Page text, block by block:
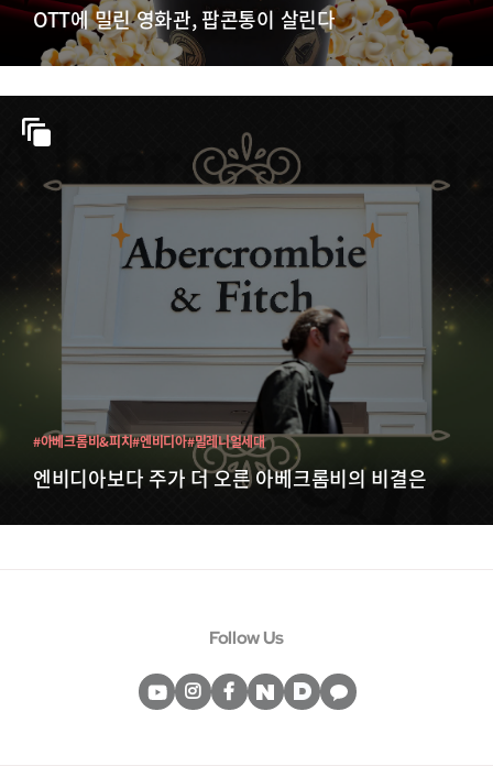
OTT에 밀린 영화관, 팝콘통이 살린다
엔비디아보다 주가 더 오른 아베크롬비의 비결은
#아베크롬비&피치#엔비디아#밀레니얼세대
Follow Us